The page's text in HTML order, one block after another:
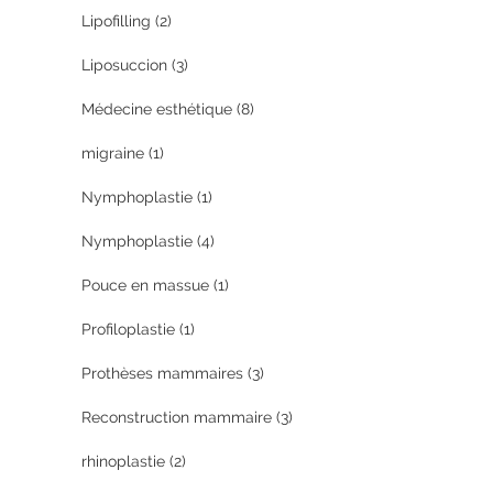
Lipofilling (2)
Liposuccion (3)
Médecine esthétique (8)
migraine (1)
Nymphoplastie (1)
Nymphoplastie (4)
Pouce en massue (1)
Profiloplastie (1)
Prothèses mammaires (3)
Reconstruction mammaire (3)
rhinoplastie (2)